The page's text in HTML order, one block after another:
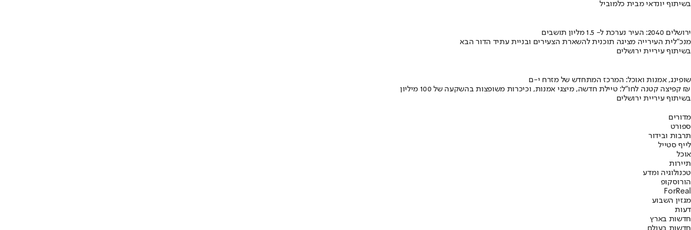
בשיתוף יונדאי מבית כלמוביל
ירושלים 2040: העיר נערכת ל- 1.5 מליון תושבים
מנכ"לית העירייה מציגה תוכנית להשארת הצעירים ובניית עתיד הדור הבא
בשיתוף עיריית ירושלים
שופינג, אמנות ואוכל: המרכז המתחדש של מזרח י-ם
קפיצה קטנה לחו"ל: טיילת חדשה, מיצגי אמנות, וכיכרות משופצות בהשקעה של 100 מיליון ₪
בשיתוף עיריית ירושלים
מדורים
ספורט
תרבות ובידור
לייף סטייל
אוכל
תיירות
טכנולוגיה ומדע
הורוסקופ
ForReal
מגזין השבוע
דעות
חדשות בארץ